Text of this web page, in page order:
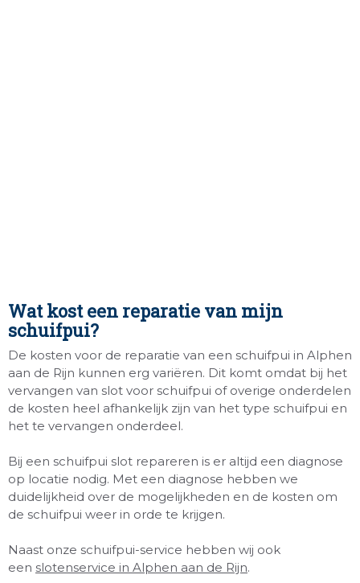
Wat kost een reparatie van mijn
schuifpui?
De kosten voor de reparatie van een schuifpui in Alphen
aan de Rijn kunnen erg variëren. Dit komt omdat bij het
vervangen van slot voor schuifpui of overige onderdelen
de kosten heel afhankelijk zijn van het type schuifpui en
het te vervangen onderdeel.
Bij een schuifpui slot repareren is er altijd een diagnose
op locatie nodig. Met een diagnose hebben we
duidelijkheid over de mogelijkheden en de kosten om
de schuifpui weer in orde te krijgen.
Naast onze schuifpui-service hebben wij ook
een slotenservice in Alphen aan de Rijn.